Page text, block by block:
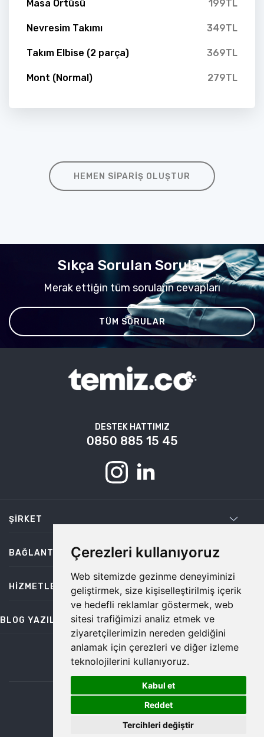
Çerezleri kullanıyoruz
Web sitemizde gezinme deneyiminizi
geliştirmek, size kişiselleştirilmiş içerik
ve hedefli reklamlar göstermek, web
sitesi trafiğimizi analiz etmek ve
ziyaretçilerimizin nereden geldiğini
anlamak için çerezleri ve diğer izleme
teknolojilerini kullanıyoruz.
Kabul et
Reddet
Tercihleri değiştir
Masa Örtüsü 199TL
Nevresim Takımı 349TL
Takım Elbise (2 parça) 369TL
Mont (Normal) 279TL
HEMEN SIPARIŞ OLUŞTUR
Sıkça Sorulan Sorular
Merak ettiğin tüm soruların cevapları
TÜM SORULAR
DESTEK HATTIMIZ
0850 885 15 45
ŞIRKET
BAĞLANTILAR
HIZMETLER
BLOG YAZILARI
bilgi@temiz.co
©2026 Temiz, Her Hakkı Saklıdır.